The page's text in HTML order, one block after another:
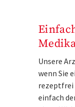
Unsere
wenn Sie
rezeptfrei
einfach